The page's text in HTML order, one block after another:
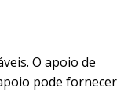
O apoio de
pode fornecer